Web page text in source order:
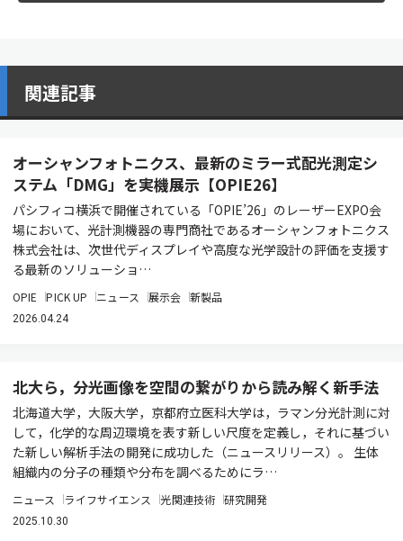
関連記事
オーシャンフォトニクス、最新のミラー式配光測定シ
ステム「DMG」を実機展示【OPIE26】
パシフィコ横浜で開催されている「OPIE’26」のレーザーEXPO会
場において、光計測機器の専門商社であるオーシャンフォトニクス
株式会社は、次世代ディスプレイや高度な光学設計の評価を支援す
る最新のソリューショ…
OPIE PICK UP ニュース 展示会 新製品
2026.04.24
北大ら，分光画像を空間の繋がりから読み解く新手法
北海道大学，大阪大学，京都府立医科大学は，ラマン分光計測に対
して，化学的な周辺環境を表す新しい尺度を定義し，それに基づい
た新しい解析手法の開発に成功した（ニュースリリース）。 生体
組織内の分子の種類や分布を調べるためにラ…
ニュース ライフサイエンス 光関連技術 研究開発
2025.10.30